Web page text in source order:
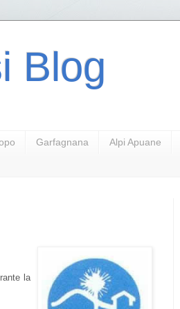
Blog
Garfagnana Alpi Apuane
la